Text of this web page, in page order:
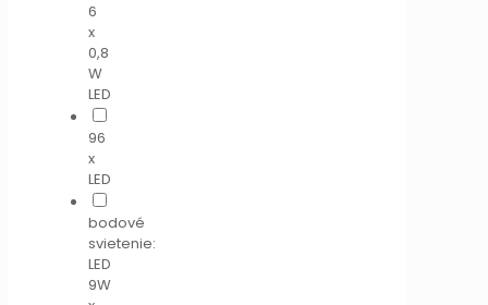
6
x
0,8
W
LED
96
x
LED
bodové
svietenie:
LED
9W